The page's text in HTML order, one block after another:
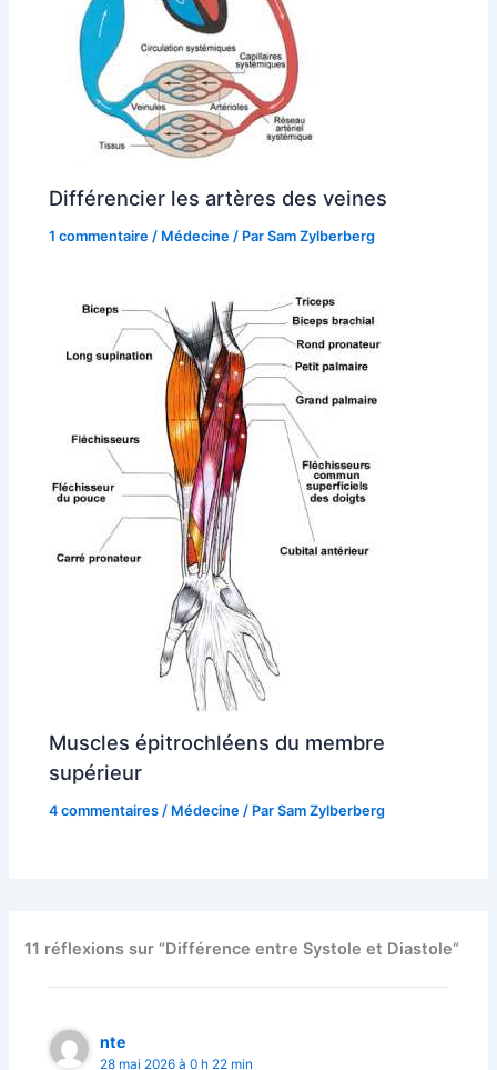
Différencier les artères des veines
1 commentaire / Médecine / ParSam Zylberberg
Muscles épitrochléens du membre
supérieur
4 commentaires / Médecine / ParSam Zylberberg
11 réflexions sur “Différence entre Systole et Diastole”
nte
28 mai 2026 à 0 h 22 min